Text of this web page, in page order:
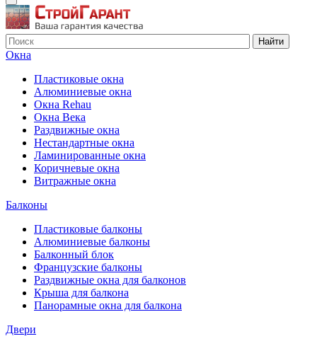
Найти
Окна
Пластиковые окна
Алюминиевые окна
Окна Rehau
Окна Века
Раздвижные окна
Нестандартные окна
Ламинированные окна
Коричневые окна
Витражные окна
Балконы
Пластиковые балконы
Алюминиевые балконы
Балконный блок
Французские балконы
Раздвижные окна для балконов
Крыша для балкона
Панорамные окна для балкона
Двери